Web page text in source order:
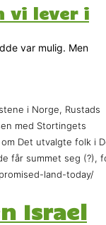
vi lever i
var mulig. Men
i Norge, Rustads
med Stortingets
Det utvalgte folk i
får summet seg (?),
land-today/
Israel